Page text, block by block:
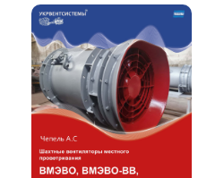
Вентилятор ВЦП 6-45
Вентилятор ВПЗ
Вентилятор В-Ц6-30
Виброизоляторы ДО